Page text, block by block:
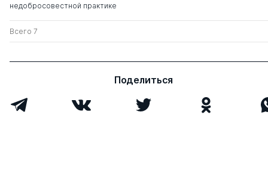
недобросовестной практике
Всего 7
Поделиться